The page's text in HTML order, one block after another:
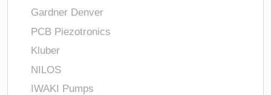
Gardner Denver
PCB Piezotronics
Kluber
NILOS
IWAKI Pumps